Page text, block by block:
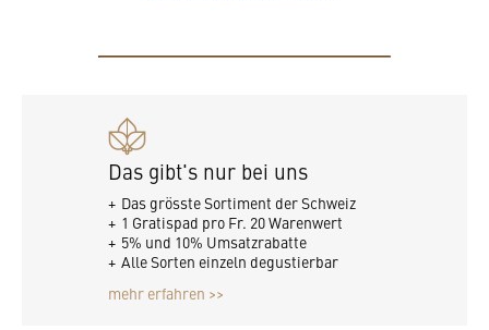
Das gibt's nur bei uns
Das grösste Sortiment der Schweiz
1 Gratispad pro Fr. 20 Warenwert
5% und 10% Umsatzrabatte
Alle Sorten einzeln degustierbar
mehr erfahren >>